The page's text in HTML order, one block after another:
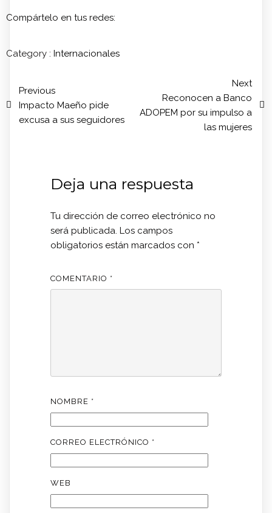
Compártelo en tus redes:
Category : Internacionales
Previous
Impacto Maeño pide
excusa a sus seguidores
Next
Reconocen a Banco
ADOPEM por su impulso a
las mujeres
Deja una respuesta
Tu dirección de correo electrónico no
será publicada. Los campos
obligatorios están marcados con *
COMENTARIO *
NOMBRE *
CORREO ELECTRÓNICO *
WEB